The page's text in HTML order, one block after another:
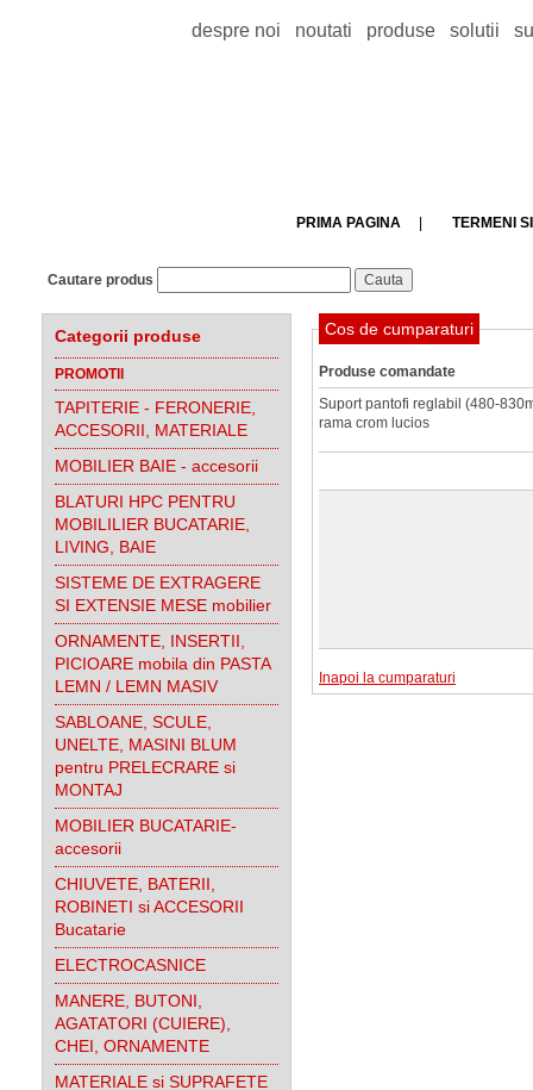
despre noi noutati produse solutii
PRIMA PAGINA TERMENI
Cautare produs
Categorii produse
PROMOTII
TAPITERIE - FERONERIE,
ACCESORII, MATERIALE
MOBILIER BAIE - accesorii
BLATURI HPC PENTRU
MOBILILIER BUCATARIE,
LIVING, BAIE
SISTEME DE EXTRAGERE
SI EXTENSIE MESE mobilier
ORNAMENTE, INSERTII,
PICIOARE mobila din PASTA
LEMN / LEMN MASIV
SABLOANE, SCULE,
UNELTE, MASINI BLUM
pentru PRELECRARE si
MONTAJ
MOBILIER BUCATARIE-
accesorii
CHIUVETE, BATERII,
ROBINETI si ACCESORII
Bucatarie
ELECTROCASNICE
MANERE, BUTONI,
AGATATORI (CUIERE),
CHEI, ORNAMENTE
MATERIALE si SUPRAFETE
Cos de cumparaturi
Produse comandate
Suport pantofi reglabil (480-
rama crom lucios
Inapoi la cumparaturi